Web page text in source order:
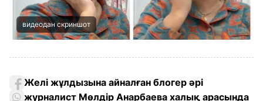
видеодан скриншот
Желі жұлдызына айналған блогер әрі
журналист Мөлдір Анарбаева халық арасында